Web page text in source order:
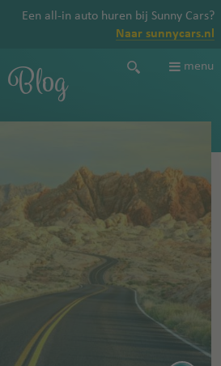
Een all-in auto huren bij Sunny Cars?
Naar sunnycars.nl
Blog menu